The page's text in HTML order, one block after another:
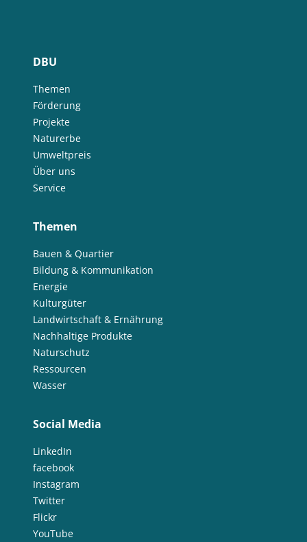
DBU
Themen
Förderung
Projekte
Naturerbe
Umweltpreis
Über uns
Service
Themen
Bauen & Quartier
Bildung & Kommunikation
Energie
Kulturgüter
Landwirtschaft & Ernährung
Nachhaltige Produkte
Naturschutz
Ressourcen
Wasser
Social Media
LinkedIn
facebook
Instagram
Twitter
Flickr
YouTube